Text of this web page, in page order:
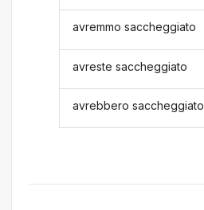
avremmo saccheggiato
avreste saccheggiato
avrebbero saccheggiato